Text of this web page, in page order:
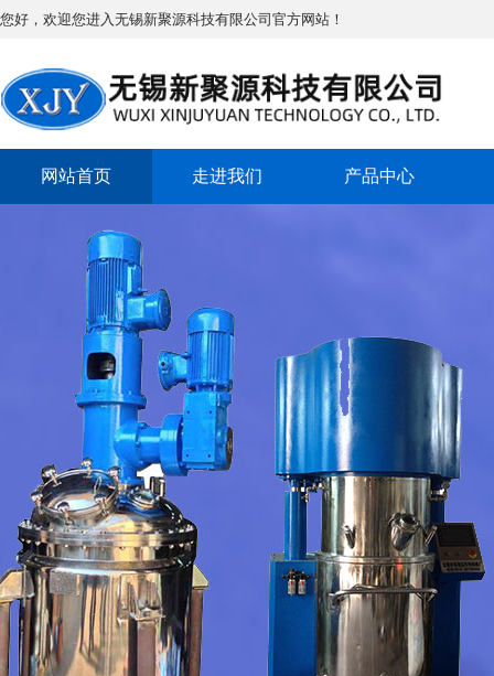
您好，欢迎您进入无锡新聚源科技有限公司官方网站！
网站首页 走进我们 产品中心